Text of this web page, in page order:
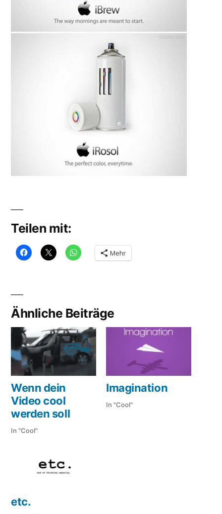
Teilen mit:
Mehr
Ähnliche Beiträge
Wenn dein
Video cool
werden soll
In "Cool"
Imagination
In "Cool"
etc.